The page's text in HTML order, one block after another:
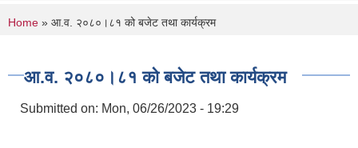
You are here
Home » आ.व. २०८०।८१ को बजेट तथा कार्यक्रम
आ.व. २०८०।८१ को बजेट तथा कार्यक्रम
Submitted on: Mon, 06/26/2023 - 19:29